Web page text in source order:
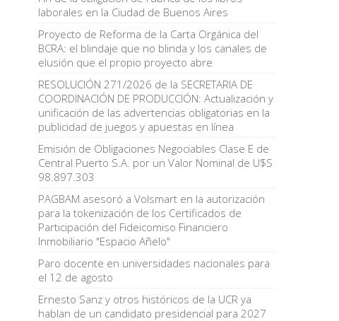
laborales en la Ciudad de Buenos Aires
Proyecto de Reforma de la Carta Orgánica del
BCRA: el blindaje que no blinda y los canales de
elusión que el propio proyecto abre
RESOLUCIÓN 271/2026 de la SECRETARIA DE
COORDINACIÓN DE PRODUCCIÓN: Actualización y
unificación de las advertencias obligatorias en la
publicidad de juegos y apuestas en línea
Emisión de Obligaciones Negociables Clase E de
Central Puerto S.A. por un Valor Nominal de U$S
98.897.303
PAGBAM asesoró a Volsmart en la autorización
para la tokenización de los Certificados de
Participación del Fideicomiso Financiero
Inmobiliario "Espacio Añelo"
Paro docente en universidades nacionales para
el 12 de agosto
Ernesto Sanz y otros históricos de la UCR ya
hablan de un candidato presidencial para 2027